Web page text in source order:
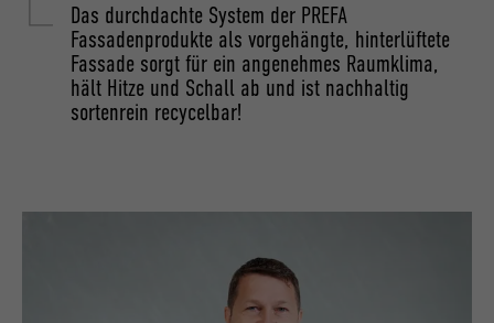
Das durchdachte System der PREFA
Fassadenprodukte als vorgehängte, hinterlüftete
Fassade sorgt für ein angenehmes Raumklima,
hält Hitze und Schall ab und ist nachhaltig
sortenrein recycelbar!